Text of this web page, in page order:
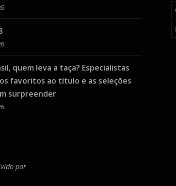
quem leva a taça? Especialistas
favoritos ao título e as seleções
surpreender
por